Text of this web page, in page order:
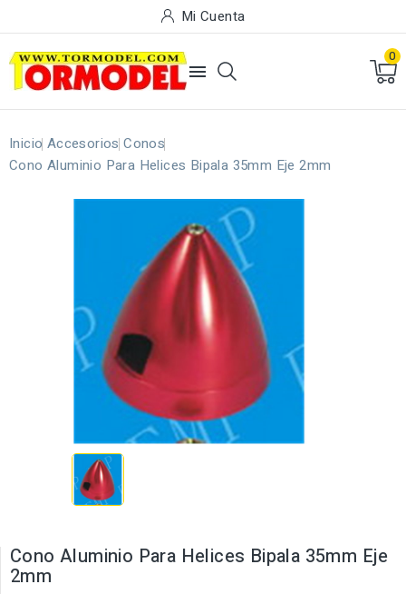
Mi Cuenta

0
Inicio Accesorios Conos
Cono Aluminio Para Helices Bipala 35mm Eje 2mm
Cono Aluminio Para Helices Bipala 35mm Eje
2mm